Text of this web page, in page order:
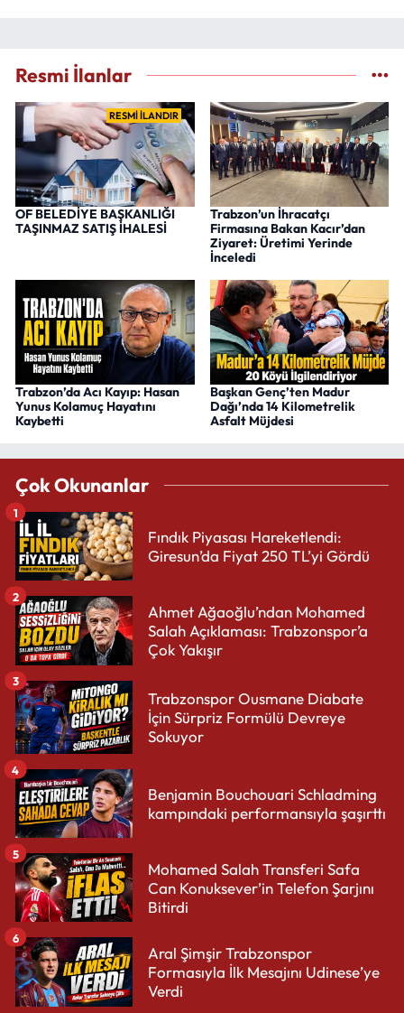
Resmi İlanlar
RESMİ İLANDIR
OF BELEDİYE BAŞKANLIĞI
TAŞINMAZ SATIŞ İHALESİ
Trabzon’un İhracatçı
Firmasına Bakan Kacır’dan
Ziyaret: Üretimi Yerinde
İnceledi
Trabzon’da Acı Kayıp: Hasan
Yunus Kolamuç Hayatını
Kaybetti
Başkan Genç’ten Madur
Dağı’nda 14 Kilometrelik
Asfalt Müjdesi
Çok Okunanlar
Fındık Piyasası Hareketlendi:
Giresun’da Fiyat 250 TL’yi Gördü
1
Ahmet Ağaoğlu’ndan Mohamed
Salah Açıklaması: Trabzonspor’a
Çok Yakışır
2
Trabzonspor Ousmane Diabate
İçin Sürpriz Formülü Devreye
Sokuyor
3
Benjamin Bouchouari Schladming
kampındaki performansıyla şaşırttı
4
Mohamed Salah Transferi Safa
Can Konuksever’in Telefon Şarjını
Bitirdi
5
Aral Şimşir Trabzonspor
Formasıyla İlk Mesajını Udinese’ye
Verdi
6